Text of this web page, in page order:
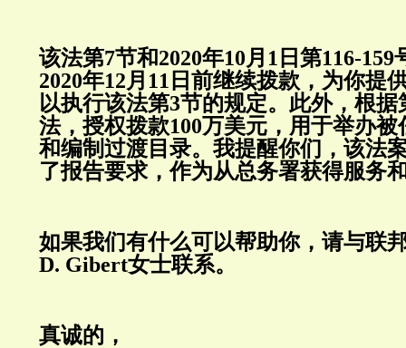
该法第7节和2020年10月1日第116-
2020年12月11日前继续拨款，为你提
以执行该法第3节的规定。此外，根据
法，授权拨款100万美元，用于举办
和编制过渡目录。我提醒你们，该法
了报告要求，作为从总务署获得服务
如果我们有什么可以帮助你，请与联
D. Gibert女士联系。
真诚的，